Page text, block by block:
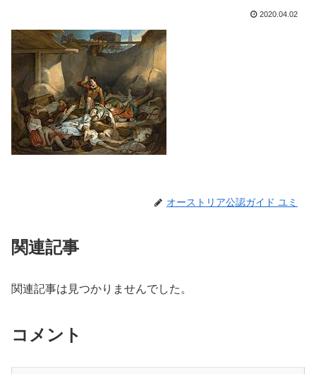
2020.04.02
オーストリア公認ガイド ユミ
関連記事
関連記事は見つかりませんでした。
コメント